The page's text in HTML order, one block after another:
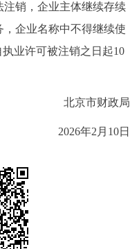
销，企业主体继续存续
企业名称中不得继续使
业许可被注销之日起10
北京市财政局
2026年2月10日